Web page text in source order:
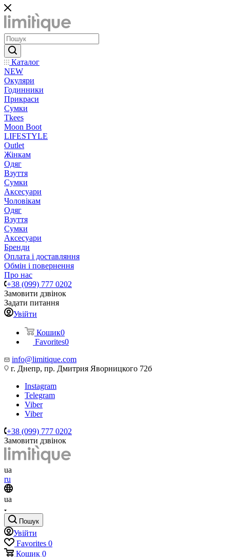
Каталог
NEW
Окуляри
Годинники
Прикраси
Сумки
Tkees
Moon Boot
LIFESTYLE
Outlet
Жінкам
Одяг
Взуття
Сумки
Аксесуари
Чоловікам
Одяг
Взуття
Сумки
Аксесуари
Бренди
Оплата і доставляння
Обмін і повернення
Про нас
+38 (099) 777 0202
Замовити дзвінок
Задати питання
Увійти
Кошик0
Favorites0
info@limitique.com
г. Днепр, пр. Дмитрия Яворницкого 72б
Instagram
Telegram
Viber
Viber
+38 (099) 777 0202
Замовити дзвінок
ua
ru
ua
Пошук
Увійти
Favorites 0
Кошик 0